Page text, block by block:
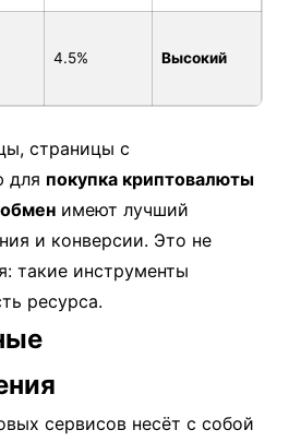
4.5% Высокий
страницы с
для покупка криптовалюты
имеют лучший
и конверсии. Это не
такие инструменты
ресурса.
сервисов несёт с собой